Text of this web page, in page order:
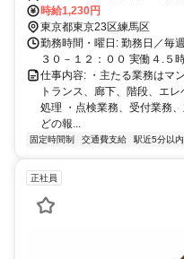
徒歩14分
時給1,230円
東京都東京23区練馬区
勤務時間・曜日: 勤務日／毎
３０－１２：００ 実働４.５
仕事内容: ・主たる業務はマ
トランス、廊下、階段、エ
処理 ・点検業務、受付業務
どの報...
固定時間制 交通費支給 駅近5分以内
正社員